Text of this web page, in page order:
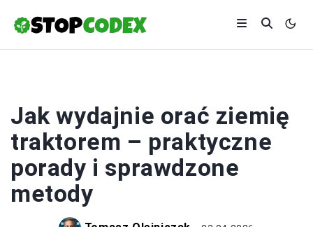
Jak wydajnie orać ziemię
traktorem – praktyczne
porady i sprawdzone
metody